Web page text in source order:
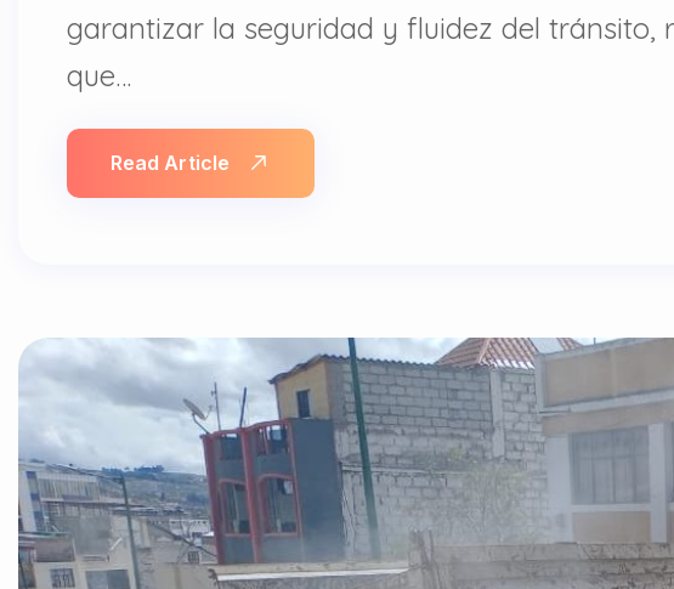
garantizar la seguridad y fluidez del tránsito,
que…
Read Article